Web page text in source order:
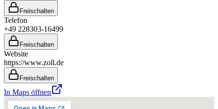
Freischalten
Telefon
+49 228303-16499
Freischalten
Website
https://www.zoll.de
Freischalten
In Maps öffnen